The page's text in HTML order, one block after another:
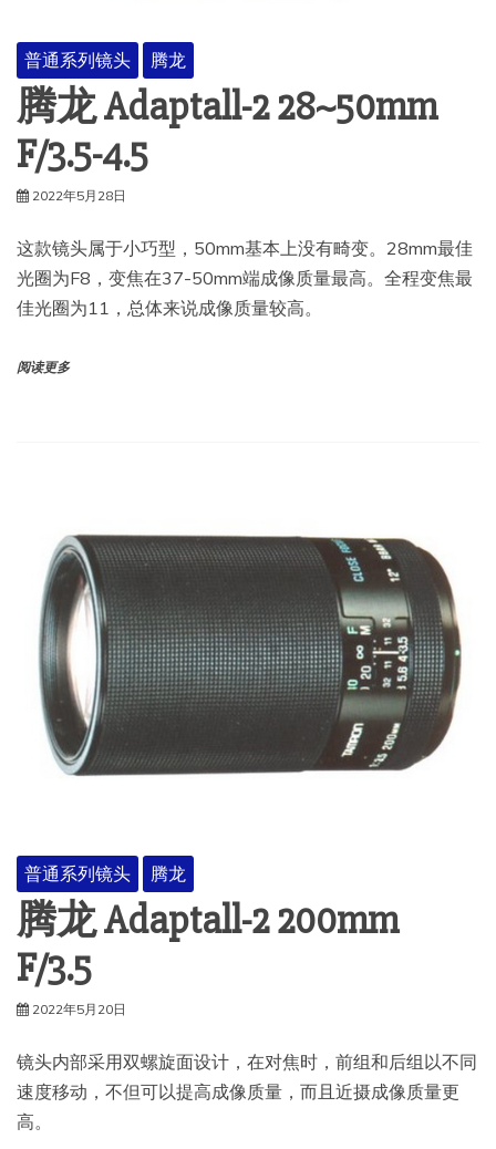
普通系列镜头 腾龙
腾龙 Adaptall-2 28~50mm
F/3.5-4.5
2022年5月28日
这款镜头属于小巧型，50mm基本上没有畸变。28mm最佳
光圈为F8，变焦在37-50mm端成像质量最高。全程变焦最
佳光圈为11，总体来说成像质量较高。
阅读更多
普通系列镜头 腾龙
腾龙 Adaptall-2 200mm
F/3.5
2022年5月20日
镜头内部采用双螺旋面设计，在对焦时，前组和后组以不同
速度移动，不但可以提高成像质量，而且近摄成像质量更
高。